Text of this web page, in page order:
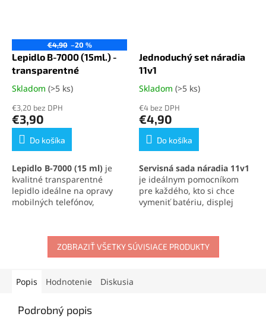
€4,90 –20 %
Lepidlo B-7000 (15ml.) -
transparentné
Priemerné
produktu
je
5,0
hviezdičiek.
Skladom (>5 ks)
€3,20 bez DPH
€3,90
Do košíka
Lepidlo B-7000 (15 ml) je
kvalitné transparentné
lepidlo ideálne na opravy
mobilných telefónov,
no pružný spoj, ktorý
odoláva otrasom, vode aj
oderu. Vďaka presnej
jednoducho nanáša aj na
Jednoduchý set náradia
11v1
Priemerné
produktu
je
5,0
hviezdičiek.
Skladom (>5 ks)
€4 bez DPH
€4,90
Do košíka
Servisná sada náradia 11v1
je ideálnym pomocníkom
pre každého, kto si chce
vymeniť batériu, displej
Obsahuje skrutkovače,
otváracie nástroje, prísavku
aj vyberač SIM karty. Vďaka
ZOBRAZIŤ VŠETKY SÚVISIACE PRODUKTY
Popis Hodnotenie Diskusia
Podrobný popis